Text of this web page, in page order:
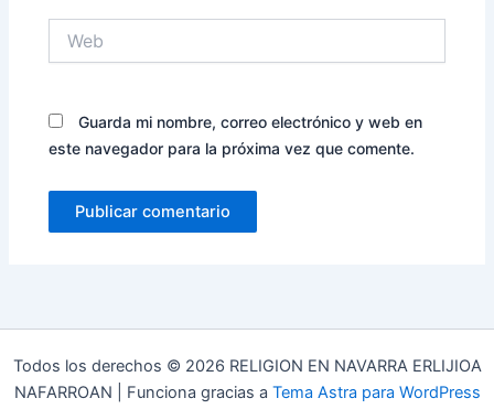
Guarda mi nombre, correo electrónico y web en
este navegador para la próxima vez que comente.
Todos los derechos © 2026 RELIGION EN NAVARRA ERLIJIOA
NAFARROAN | Funciona gracias a Tema Astra para WordPress